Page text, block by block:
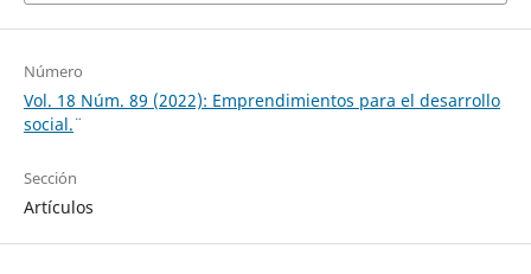
Número
Vol. 18 Núm. 89 (2022): ¨Emprendimientos para el desarrollo
social.¨
Sección
Artículos